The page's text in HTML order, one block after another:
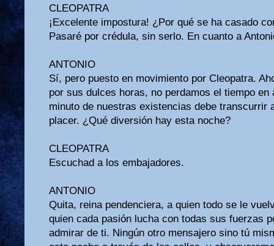
CLEOPATRA
¡Excelente impostura! ¿Por qué se ha casado
Pasaré por crédula, sin serlo. En cuanto a
ANTONIO
Sí, pero puesto en movimiento por Cleopatra.
por sus dulces horas, no perdamos el tiempo
minuto de nuestras existencias debe transcurrir
placer. ¿Qué diversión hay esta noche?
CLEOPATRA
Escuchad a los embajadores.
ANTONIO
Quita, reina pendenciera, a quien todo se le
quien cada pasión lucha con todas sus fuerzas
admirar de ti. Ningún otro mensajero sino tú